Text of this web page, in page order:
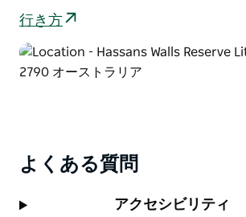
行き方
よくある質問
アクセシビリティ